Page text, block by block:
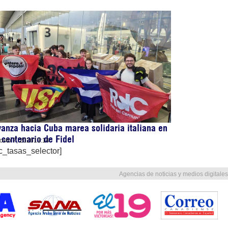
hacia Cuba marea solidaria italiana en
de Fidel
7, 202613:14
Agencias de noticias y medios digitales